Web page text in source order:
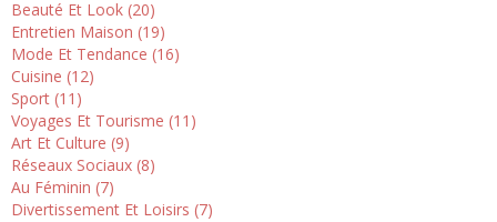
Beauté Et Look (20)
Entretien Maison (19)
Mode Et Tendance (16)
Cuisine (12)
Sport (11)
Voyages Et Tourisme (11)
Art Et Culture (9)
Réseaux Sociaux (8)
Au Féminin (7)
Divertissement Et Loisirs (7)